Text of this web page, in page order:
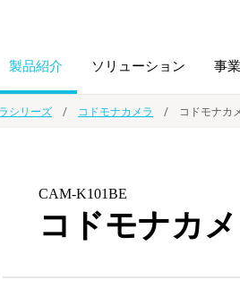
製品紹介
ノート・紙製品
ソリューション
学
ス
事
沿革
シリーズ コドモナカメラ コドモナカ
CAM-K101BE
コドモナカ